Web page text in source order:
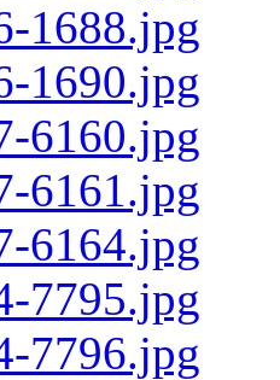
1688.jpg
1690.jpg
6160.jpg
6161.jpg
6164.jpg
7795.jpg
7796.jpg